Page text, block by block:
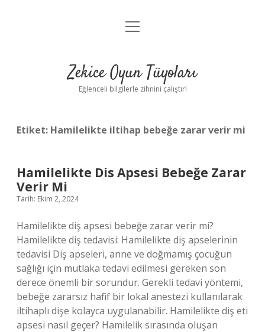
Anasayfa
Yasal Uyarı
menüyü
Zekice Oyun Tüyoları
Eğlenceli bilgilerle zihnini çalıştır!
Etiket: Hamilelikte iltihap bebeğe zarar verir mi
Hamilelikte Dis Apsesi Bebeğe Zarar
Verir Mi
Tarih: Ekim 2, 2024
Hamilelikte diş apsesi bebeğe zarar verir mi?
Hamilelikte diş tedavisi: Hamilelikte diş apselerinin
tedavisi Diş apseleri, anne ve doğmamış çocuğun
sağlığı için mutlaka tedavi edilmesi gereken son
derece önemli bir sorundur. Gerekli tedavi yöntemi,
bebeğe zararsız hafif bir lokal anestezi kullanılarak
iltihaplı dişe kolayca uygulanabilir. Hamilelikte diş eti
apsesi nasıl geçer? Hamilelik sırasında oluşan